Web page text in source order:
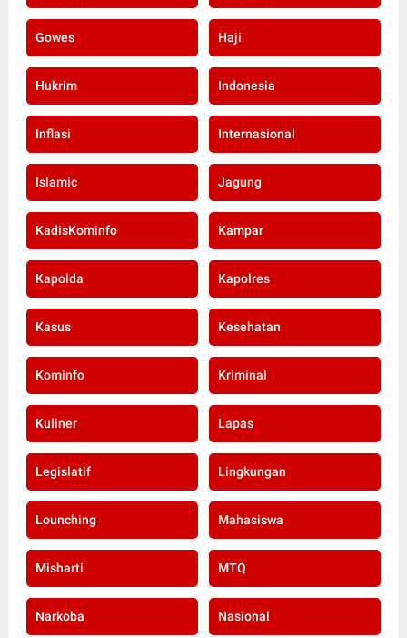
Gowes Haji
Hukrim Indonesia
Inflasi Internasional
Islamic Jagung
KadisKominfo Kampar
Kapolda Kapolres
Kasus Kesehatan
Kominfo Kriminal
Kuliner Lapas
Legislatif Lingkungan
Lounching Mahasiswa
Misharti MTQ
Narkoba Nasional